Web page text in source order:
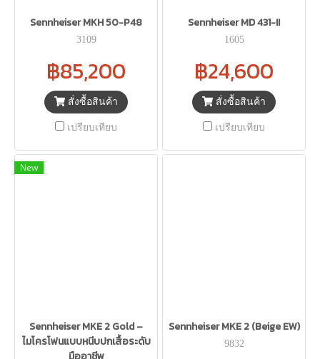
Sennheiser MKH 50-P48
3109
฿85,200
สั่งซื้อสินค้า
เปรียบเทียบ
Sennheiser MD 431-II
1605
฿24,600
สั่งซื้อสินค้า
เปรียบเทียบ
New
Sennheiser MKE 2 Gold –
ไมโครโฟนแบบหนีบปกเสื้อระดับ
Sennheiser MKE 2 (Beige EW)
9832